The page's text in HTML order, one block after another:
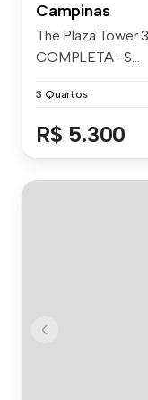
Campinas
The Plaza Tower
COMPLETA -S...
3 Quartos
R$ 5.300